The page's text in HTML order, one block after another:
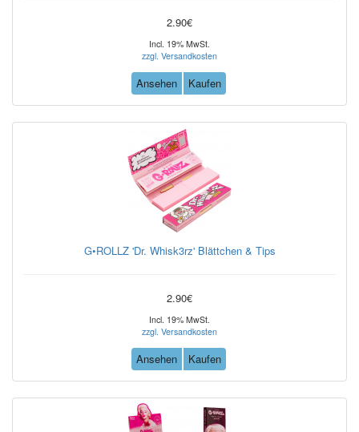
2.90€
Incl. 19% MwSt.
zzgl. Versandkosten
Ansehen Kaufen
G•ROLLZ 'Dr. Whisk3rz' Blättchen & Tips
2.90€
Incl. 19% MwSt.
zzgl. Versandkosten
Ansehen Kaufen